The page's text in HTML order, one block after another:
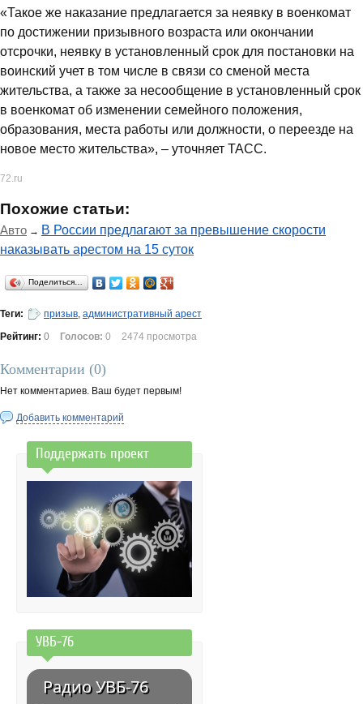
«Такое же наказание предлагается за неявку в военкомат
по достижении призывного возраста или окончании
отсрочки, неявку в установленный срок для постановки на
воинский учет в том числе в связи со сменой места
жительства, а также за несообщение в установленный срок
в военкомат об изменении семейного положения,
образования, места работы или должности, о переезде на
новое место жительства», – уточняет ТАСС.
72.ru
Похожие статьи:
Авто → В России предлагают за превышение скорости
наказывать арестом на 15 суток
Поделиться…
Теги: призыв, административный арест
Рейтинг: 0 Голосов: 0 2474 просмотра
Комментарии (0)
Нет комментариев. Ваш будет первым!
Добавить комментарий
Поддержать проект
УВБ-76
Радио УВБ-76